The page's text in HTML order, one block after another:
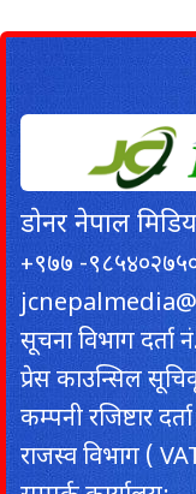
डाेनर नेपाल
+९७७ -
सूचना विभाग
प्रेस काउन्सिल
कम्पनी रजिष्टार
राजस्व विभाग (